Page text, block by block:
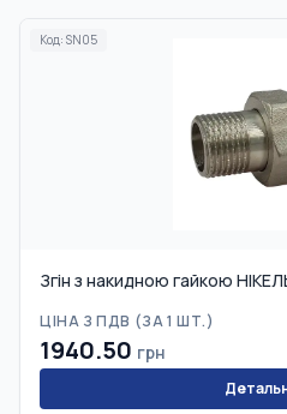
Код: SN05
Згін з накидною гайкою
ЦІНА З ПДВ (ЗА 1 ШТ.)
1940.50 грн